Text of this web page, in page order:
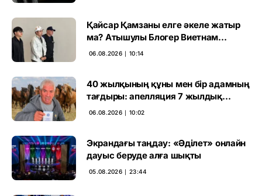
Қайсар Қамзаны елге әкеле жатыр
ма? Атышулы Блогер Виетнам
әуежайында көзге түсті
06.08.2026 ∣ 10:14
40 жылқының құны мен бір адамның
тағдыры: апелляция 7 жылдық
үкімді бұзды
06.08.2026 ∣ 10:02
Экрандағы таңдау: «Әділет» онлайн
дауыс беруде алға шықты
05.08.2026 ∣ 23:44